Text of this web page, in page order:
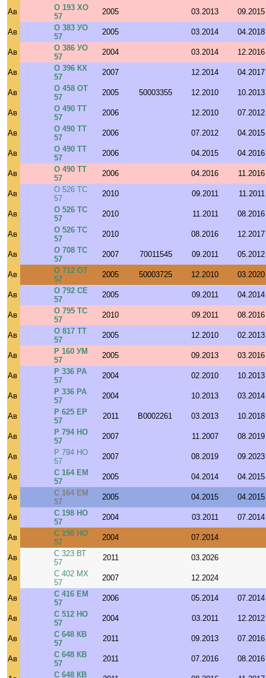
Ав
О 193 ХО
57
2005 03.2013 09.2015
Ав
О 383 УО
57
2005 03.2014 04.2018
Ав
О 386 УО
57
2004 03.2014 12.2016
Ав
О 396 КХ
57
2007 12.2014 04.2017
Ав
О 458 ОТ
57
2005 50003355 12.2010 10.2013
Ав
О 490 ТТ
57
2006 12.2010 07.2012
Ав
О 490 ТТ
57
2006 07.2012 04.2015
Ав
О 490 ТТ
57
2006 04.2015 04.2016
Ав
О 490 ТТ
57
2006 04.2016 11.2016
Ав
О 526 ТС
57
2010 09.2011 11.2011
Ав
О 526 ТС
57
2010 11.2011 08.2016
Ав
О 526 ТС
57
2010 08.2016 12.2017
Ав
О 708 ТС
57
2007 70011545 09.2011 05.2012
Ав
О 712 ОТ
57
2005 50003725 12.2010 03.2020
Ав
О 792 СЕ
57
2005 09.2011 04.2014
Ав
О 795 ТС
57
2010 09.2011 08.2016
Ав
О 817 ТТ
57
2005 12.2010 02.2013
Ав
Р 160 УМ
57
2005 09.2013 03.2016
Ав
Р 336 РА
57
2004 02.2010 10.2013
Ав
Р 336 РА
57
2004 10.2013 03.2014
Ав
Р 625 ЕР
57
2011 B0002261 03.2013 10.2018
Ав
Р 794 НО
57
2007 11.2007 08.2019
Ав
Р 794 НО
57
2007 08.2019 09.2023
Ав
С 164 ЕМ
57
2005 04.2014 04.2015
Ав
С 164 ЕМ
57
2005 04.2015 04.2015
Ав
С 198 НО
57
2004 03.2011 07.2014
Ав
С 198 НО
57
2004 07.2014
Ав
С 323 ВТ
57
2011 03.2026
Ав
С 402 МХ
57
2007 12.2024
Ав
С 416 ЕМ
57
2006 05.2014 07.2014
Ав
С 512 НО
57
2004 03.2011 12.2012
Ав
С 648 КВ
57
2011 09.2013 07.2016
Ав
С 648 КВ
57
2011 07.2016 08.2016
С 648 КВ